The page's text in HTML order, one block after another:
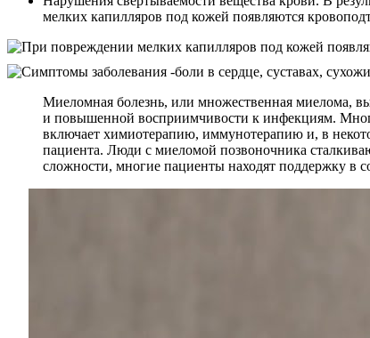
мелких капилляров под кожей появляются
Миеломная болезнь, или множественная миелома,
и повышенной восприимчивости к инфекциям.
включает химиотерапию, иммунотерапию и, в
пациента. Люди с миеломой позвоночника
сложности, многие пациенты находят поддержку в